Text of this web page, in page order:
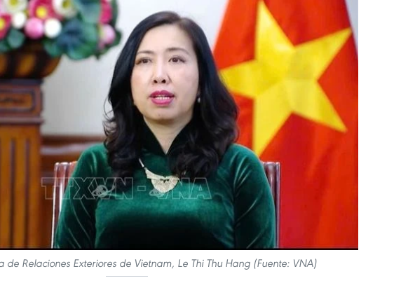
de Relaciones Exteriores de Vietnam, Le Thi Thu Hang (Fuente: VNA)